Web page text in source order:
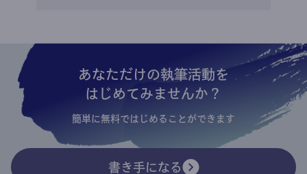
あなただけの執筆活動を
はじめてみませんか？
簡単に無料ではじめることができます
書き手になる